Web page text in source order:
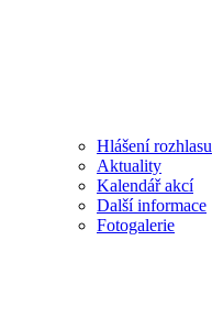
Hlášení rozhlasu
Aktuality
Kalendář akcí
Další informace
Fotogalerie